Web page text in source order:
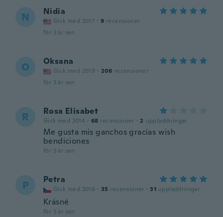
N Nidia
Gick med 2017 · 9 recensioner
för 3 år sen
O Oksana
Gick med 2019 · 206 recensioner
för 3 år sen
R Rosa Elisabet
Gick med 2014 · 68 recensioner · 2 uppladdningar
Me gusta mis ganchos gracias wish
bendiciones
för 3 år sen
P Petra
Gick med 2016 · 35 recensioner · 31 uppladdningar
Krásné
för 3 år sen